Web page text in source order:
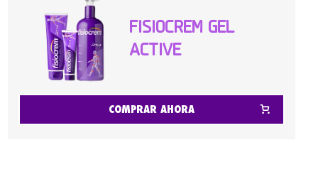
FISIOCREM GEL
ACTIVE
COMPRAR AHORA